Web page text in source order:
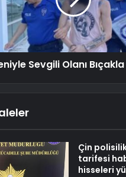
Sevgili Olanı
Çin
tarifesi
hisseleri